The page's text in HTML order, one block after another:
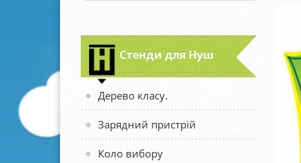
Стенди для Нуш
Дерево класу.
Зарядний пристрій
Коло вибору